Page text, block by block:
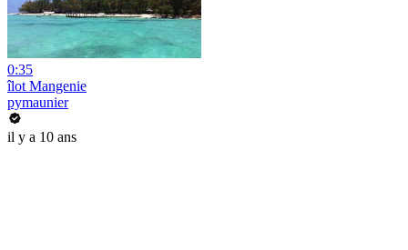
0:35
îlot Mangenie
pymaunier
il y a 10 ans